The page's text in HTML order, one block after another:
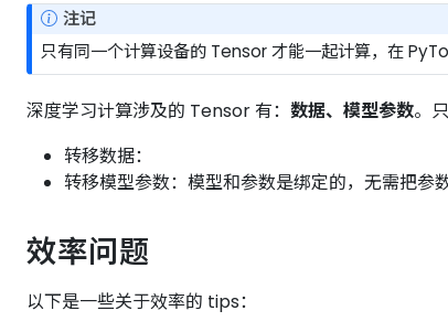
注记
只有同一个计算设备的 Tensor 才能一起计算，在
深度学习计算涉及的 Tensor 有： 数据、模型参数。
转移数据：
转移模型参数：模型和参数是绑定的，无需把参
效率问题
以下是一些关于效率的 tips：